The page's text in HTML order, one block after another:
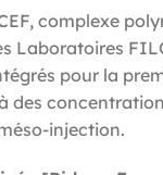
complexe
Laboratoires
pour la
des
injection.